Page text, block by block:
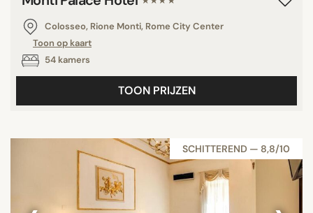
Colosseo, Rione Monti, Rome City Center
Toon op kaart
54 kamers
TOON PRIJZEN
SCHITTEREND — 8,8/10